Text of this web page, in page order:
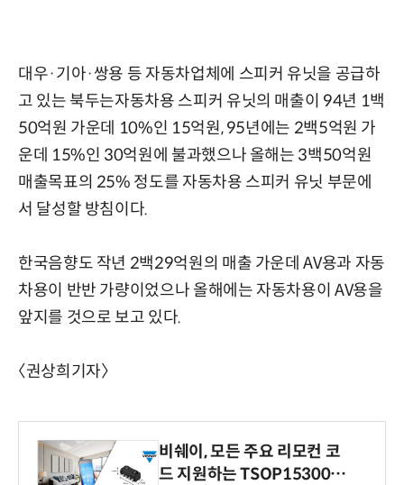
대우·기아·쌍용 등 자동차업체에 스피커 유닛을 공급하
고 있는 북두는자동차용 스피커 유닛의 매출이 94년 1백
50억원 가운데 10%인 15억원, 95년에는 2백5억원 가
운데 15%인 30억원에 불과했으나 올해는 3백50억원
매출목표의 25% 정도를 자동차용 스피커 유닛 부문에
서 달성할 방침이다.
한국음향도 작년 2백29억원의 매출 가운데 AV용과 자동
차용이 반반 가량이었으나 올해에는 자동차용이 AV용을
앞지를 것으로 보고 있다.
〈권상희기자〉
비쉐이, 모든 주요 리모컨 코
드 지원하는 TSOP15300 시